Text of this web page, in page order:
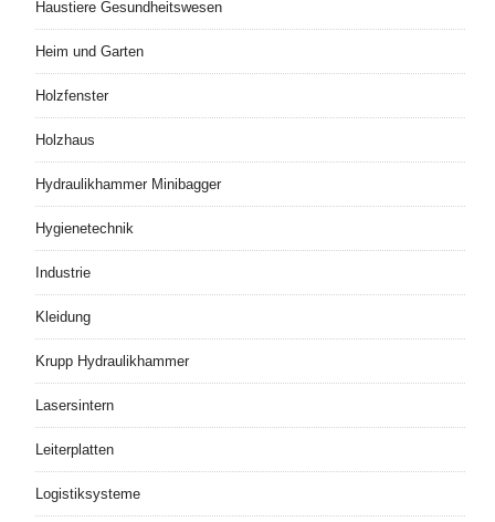
Haustiere Gesundheitswesen
Heim und Garten
Holzfenster
Holzhaus
Hydraulikhammer Minibagger
Hygienetechnik
Industrie
Kleidung
Krupp Hydraulikhammer
Lasersintern
Leiterplatten
Logistiksysteme